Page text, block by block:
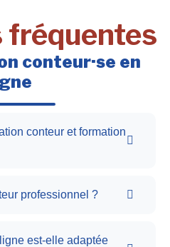
fréquentes
conteur·se en
conteur et formation
professionnel ?
est-elle adaptée